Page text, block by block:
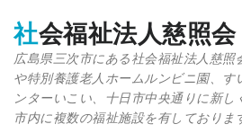
社会福祉法人慈照会
広島県三次市にある社会福祉法人慈照
や特別養護老人ホームルンビニ園、す
ンターいこい、十日市中央通りに新
市内に複数の福祉施設を有しておりま